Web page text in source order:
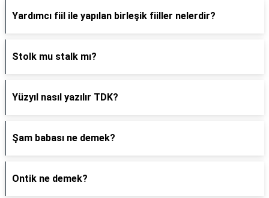
Yardımcı fiil ile yapılan birleşik fiiller nelerdir?
Stolk mu stalk mı?
Yüzyıl nasıl yazılır TDK?
Şam babası ne demek?
Ontik ne demek?